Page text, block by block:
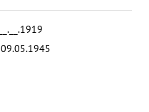
__.__.1919
09.05.1945